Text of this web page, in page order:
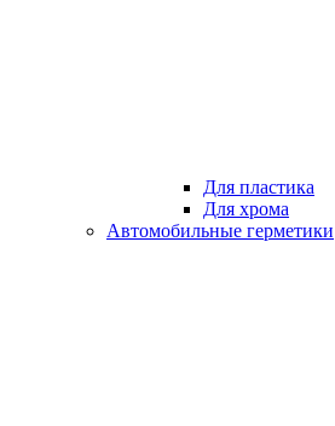
Для пластика
Для хрома
Автомобильные герметики